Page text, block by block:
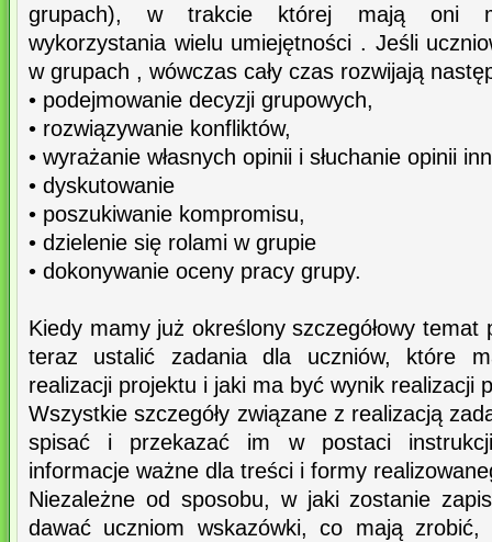
grupach), w trakcie której mają oni
wykorzystania wielu umiejętności . Jeśli
w grupach , wówczas cały czas rozwijają
• podejmowanie decyzji grupowych,
• rozwiązywanie konfliktów,
• wyrażanie własnych opinii i słuchanie opinii
• dyskutowanie
• poszukiwanie kompromisu,
• dzielenie się rolami w grupie
• dokonywanie oceny pracy grupy.
Kiedy mamy już określony szczegółowy
teraz ustalić zadania dla uczniów, które
realizacji projektu i jaki ma być wynik realizacji
Wszystkie szczegóły związane z realizacją
spisać i przekazać im w postaci instrukcji
informacje ważne dla treści i formy
Niezależne od sposobu, w jaki zostanie
dawać uczniom wskazówki, co mają